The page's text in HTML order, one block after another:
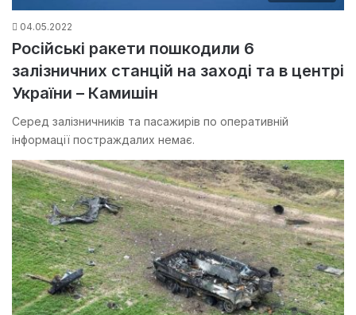
04.05.2022
Російські ракети пошкодили 6
залізничних станцій на заході та в центрі
України – Камишін
Серед залізничників та пасажирів по оперативній
інформації постраждалих немає.